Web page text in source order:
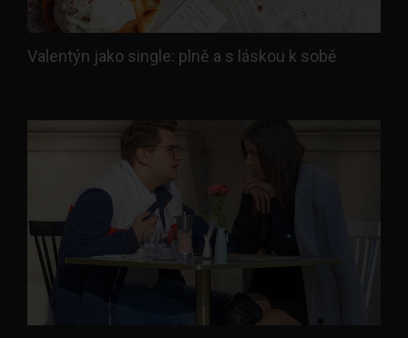
Valentýn jako single: plně a s láskou k sobě